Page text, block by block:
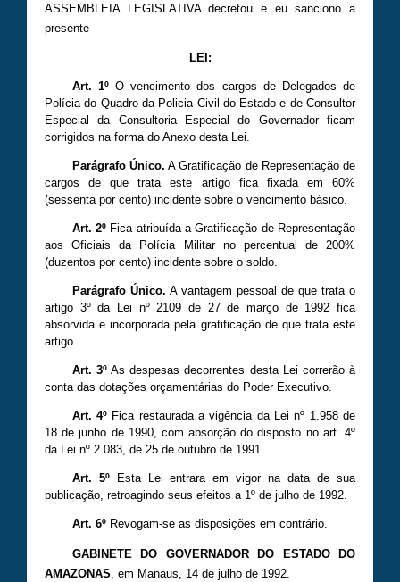
ASSEMBLEIA LEGISLATIVA decretou e eu sanciono a
presente
LEI:
Art. 1ºO vencimento dos cargos de Delegados de
Polícia do Quadro da Policia Civil do Estado e de Consultor
Especial da Consultoria Especial do Governador ficam
corrigidos na forma do Anexo desta Lei.
Parágrafo Único. A Gratificação de Representação de
cargos de que trata este artigo fica fixada em 60%
(sessenta por cento) incidente sobre o vencimento básico.
Art. 2º Fica atribuída a Gratificação de Representação
aos Oficiais da Polícia Militar no percentual de 200%
(duzentos por cento) incidente sobre o soldo.
Parágrafo Único. A vantagem pessoal de que trata o
artigo 3º da Lei nº 2109 de 27 de março de 1992 fica
absorvida e incorporada pela gratificação de que trata este
artigo.
Art. 3ºAs despesas decorrentes desta Lei correrão à
conta das dotações orçamentárias do Poder Executivo.
Art. 4º Fica restaurada a vigência da Lei nº 1.958 de
18 de junho de 1990, com absorção do disposto no art. 4º
da Lei nº 2.083, de 25 de outubro de 1991.
Art. 5ºEsta Lei entrara em vigor na data de sua
publicação, retroagindo seus efeitos a 1º de julho de 1992.
Art. 6ºRevogam-se as disposições em contrário.
GABINETE DO GOVERNADOR DO ESTADO DO
AMAZONAS, em Manaus, 14 de julho de 1992.